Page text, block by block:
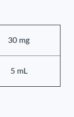
30 mg
5 mL